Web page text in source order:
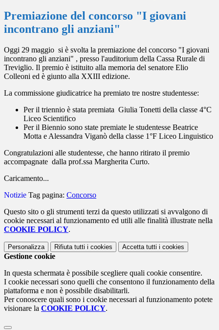
Premiazione del concorso "I giovani
incontrano gli anziani"
Oggi 29 maggio si è svolta la premiazione del concorso "I giovani
incontrano gli anziani" , presso l'auditorium della Cassa Rurale di
Treviglio. Il premio è istituito alla memoria del senatore Elio
Colleoni ed è giunto alla XXIII edizione.
La commissione giudicatrice ha premiato tre nostre studentesse:
Per il triennio è stata premiata Giulia Tonetti della classe 4°C
Liceo Scientifico
Per il Biennio sono state premiate le studentesse Beatrice
Motta e Alessandra Viganò della classe 1°F Liceo Linguistico
Congratulazioni alle studentesse, che hanno ritirato il premio
accompagnate dalla prof.ssa Margherita Curto.
Caricamento...
Notizie Tag pagina: Concorso
Questo sito o gli strumenti terzi da questo utilizzati si avvalgono di
cookie necessari al funzionamento ed utili alle finalità illustrate nella
COOKIE POLICY.
Personalizza Rifiuta tutti i cookies Accetta tutti i cookies
Gestione cookie
In questa schermata è possibile scegliere quali cookie consentire.
I cookie necessari sono quelli che consentono il funzionamento della
piattaforma e non è possibile disabilitarli.
Per conoscere quali sono i cookie necessari al funzionamento potete
visionare la COOKIE POLICY.